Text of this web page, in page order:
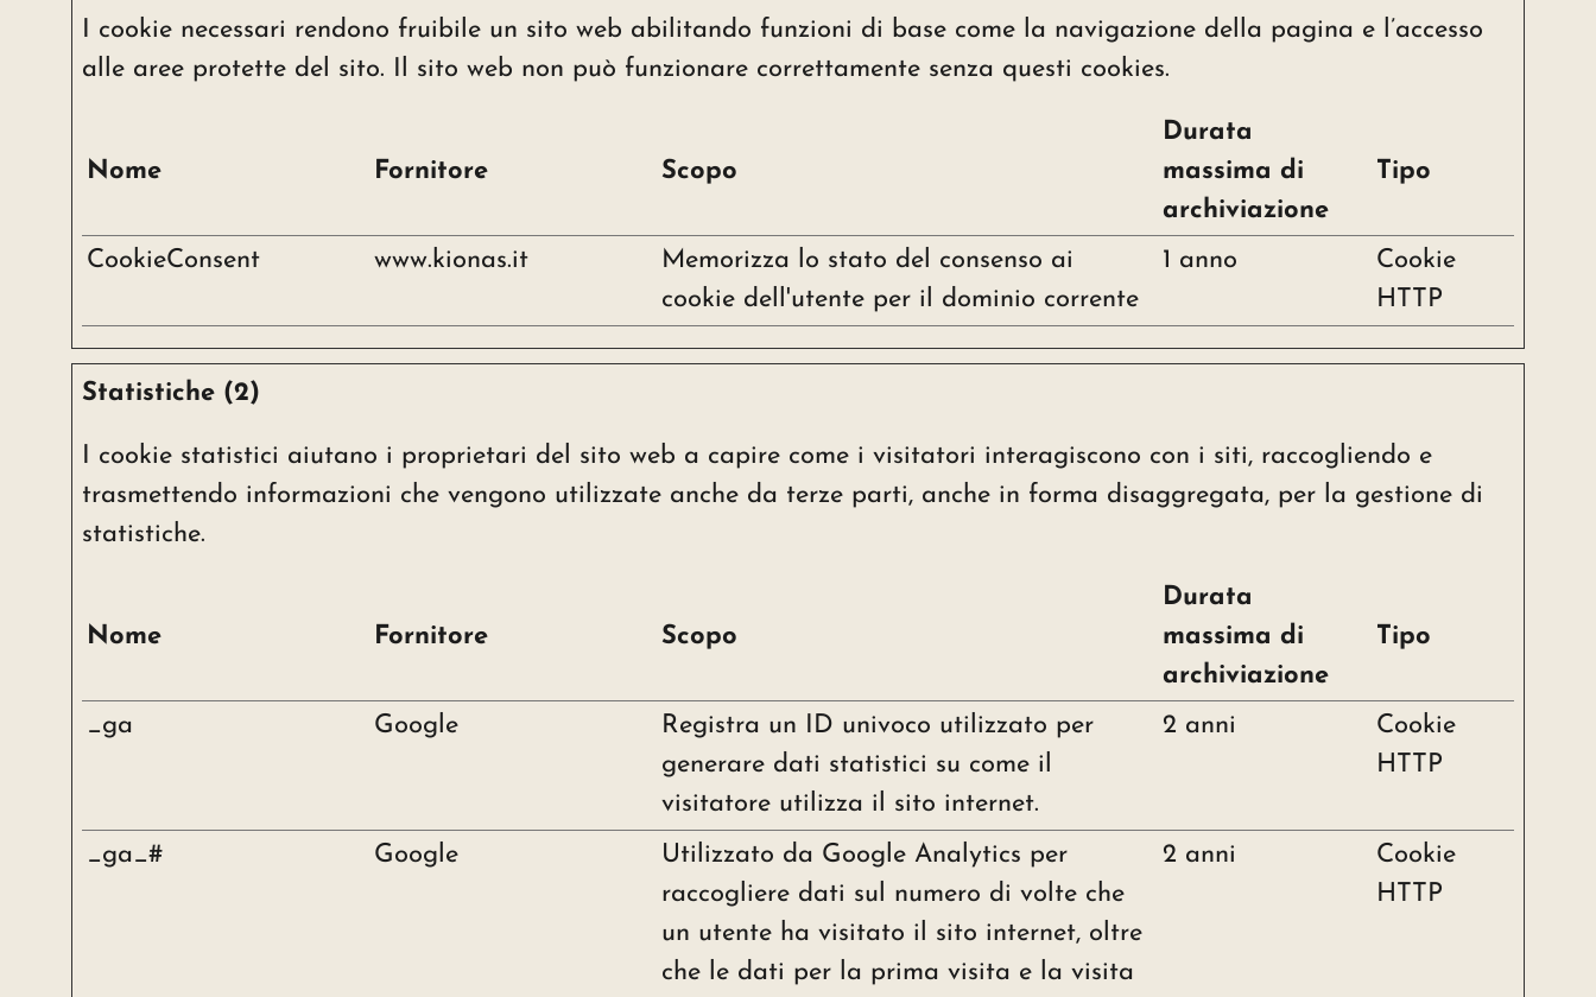
I cookie necessari rendono fruibile un sito web abilitando funzioni di base come la navigazione della pagina e l’accesso
alle aree protette del sito. Il sito web non può funzionare correttamente senza questi cookies.
Nome Fornitore Scopo
Durata
massima di
archiviazione
Tipo
CookieConsent www.kionas.it
Memorizza lo stato del consenso ai
cookie dell'utente per il dominio corrente
1 anno
Cookie
HTTP
Statistiche (2)
I cookie statistici aiutano i proprietari del sito web a capire come i visitatori interagiscono con i siti, raccogliendo e
trasmettendo informazioni che vengono utilizzate anche da terze parti, anche in forma disaggregata, per la gestione di
statistiche.
Nome Fornitore Scopo
Durata
massima di
archiviazione
Tipo
_ga Google
Registra un ID univoco utilizzato per
generare dati statistici su come il
visitatore utilizza il sito internet.
2 anni
Cookie
HTTP
_ga_# Google
Utilizzato da Google Analytics per
raccogliere dati sul numero di volte che
un utente ha visitato il sito internet, oltre
che le dati per la prima visita e la visita
2 anni
Cookie
HTTP